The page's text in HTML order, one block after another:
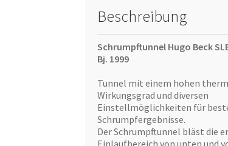
Beschreibung
Schrumpftunnel Hugo Beck
Bj. 1999
Tunnel mit einem hohen
Wirkungsgrad und diversen
Einstellmöglichkeiten für
Schrumpfergebnisse.
Der Schrumpftunnel bläst die